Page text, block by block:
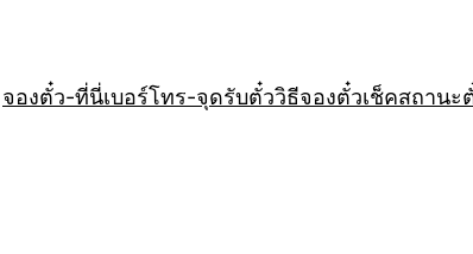
จองตั๋ว-ที่นี่เบอร์โทร-จุดรับตั๋ววิธีจองตั๋วเช็คสถานะ